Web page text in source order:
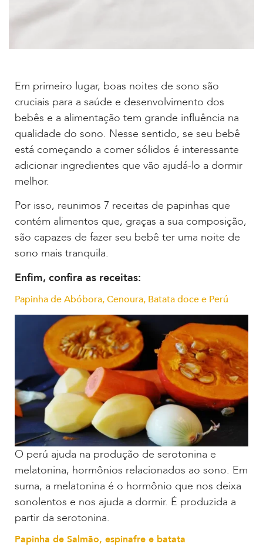
Em primeiro lugar, boas noites de sono são
cruciais para a saúde e desenvolvimento dos
bebês e a alimentação tem grande influência na
qualidade do sono. Nesse sentido, se seu bebê
está começando a comer sólidos é interessante
adicionar ingredientes que vão ajudá-lo a dormir
melhor.
Por isso, reunimos 7 receitas de papinhas que
contém alimentos que, graças a sua composição,
são capazes de fazer seu bebê ter uma noite de
sono mais tranquila.
Enfim, confira as receitas:
Papinha de Abóbora, Cenoura, Batata doce e Perú
O perú ajuda na produção de serotonina e
melatonina, hormônios relacionados ao sono. Em
suma, a melatonina é o hormônio que nos deixa
sonolentos e nos ajuda a dormir. É produzida a
partir da serotonina.
Papinha de Salmão, espinafre e batata